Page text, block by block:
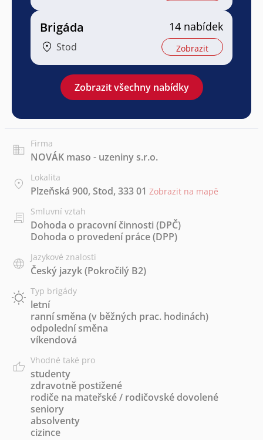
Brigáda
Stod
14 nabídek
Zobrazit
Zobrazit všechny nabídky
Firma
NOVÁK maso - uzeniny s.r.o.
Lokalita
Plzeňská 900, Stod, 333 01 Zobrazit na mapě
Smluvní vztah
Dohoda o pracovní činnosti (DPČ)
Dohoda o provedení práce (DPP)
Jazykové znalosti
Český jazyk(Pokročilý B2)
Typ brigády
letní
ranní směna (v běžných prac. hodinách)
odpolední směna
víkendová
Vhodné také pro
studenty
zdravotně postižené
rodiče na mateřské / rodičovské dovolené
seniory
absolventy
cizince